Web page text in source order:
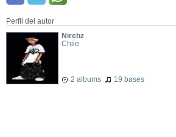
Perfil del autor
Nirehz
Chile
2 albums 19 bases